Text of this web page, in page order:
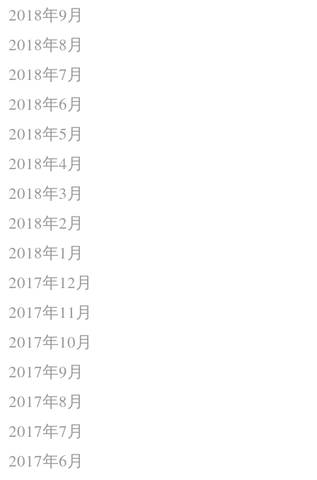
2018年9月
2018年8月
2018年7月
2018年6月
2018年5月
2018年4月
2018年3月
2018年2月
2018年1月
2017年12月
2017年11月
2017年10月
2017年9月
2017年8月
2017年7月
2017年6月